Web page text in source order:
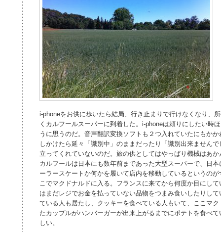
i-phoneをお供に歩いたら結局、行き止まりで行けなくなり、
くカルフールスーパーに到着した。i-phoneは頼りにしたい時
うに思うのだ。音声翻訳変換ソフトも２つ入れていたにもか
しかけたら延々「識別中」のままだったり「識別出来ません
立ってくれていないのだ。旅の供としてはやっぱり機械はあ
カルフールは日本にも数年前まであった大型スーパーで、日
ーラースケートか何かを履いて店内を移動しているというの
こでマクドナルドに入る。フランスに来てから何度か目にし
はまだレジでお金を払っていない品物をつまみ食いしたりし
ている人も居たし、クッキーを食べている人もいて、ここマ
たカップルがハンバーガーが出来上がるまでにポテトを食べ
しい。